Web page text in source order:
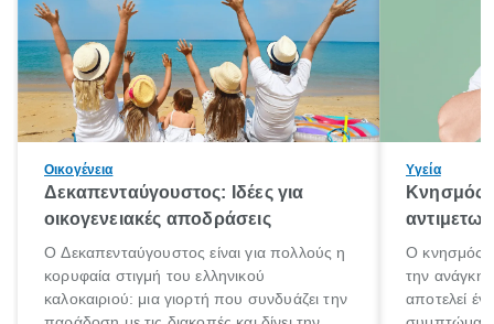
Οικογένεια
Δεκαπενταύγουστος: Ιδέες για
οικογενειακές αποδράσεις
Ο Δεκαπενταύγουστος είναι για πολλούς η
κορυφαία στιγμή του ελληνικού
καλοκαιριού: μια γιορτή που συνδυάζει την
Υγεία
Κνησμός:
Ο κνησμός
την ανάγκη
αποτελεί